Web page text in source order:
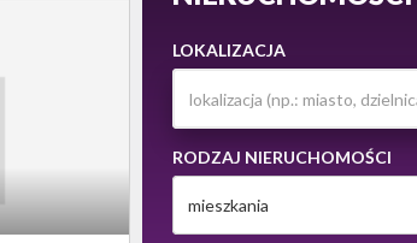
LOKALIZACJA
RODZAJ NIERUCHOMOŚCI
mieszkania